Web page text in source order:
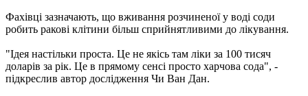
Фахівці зазначають, що вживання розчиненої у воді соди
робить ракові клітини більш сприйнятливими до лікування.
"Ідея настільки проста. Це не якісь там ліки за 100 тисяч
доларів за рік. Це в прямому сенсі просто харчова сода", -
підкреслив автор дослідження Чи Ван Дан.